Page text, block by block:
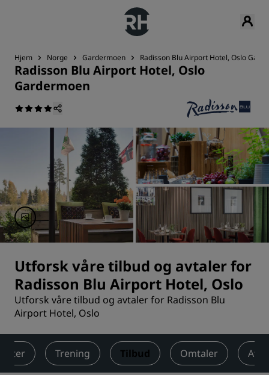
Hjem Norge Gardermoen Radisson Blu Airport Hotel, Oslo
Radisson Blu Airport Hotel, Oslo
Gardermoen
Utforsk våre tilbud og avtaler for
Radisson Blu Airport Hotel, Oslo
Utforsk våre tilbud og avtaler for Radisson Blu
Airport Hotel, Oslo
Trening Tilbud Omtaler